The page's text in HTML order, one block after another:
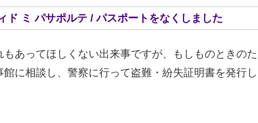
ミ パサポルテ / パスポートをなくしました
あってほしくない出来事ですが、もしものときのた
に相談し、警察に行って盗難・紛失証明書を発行し